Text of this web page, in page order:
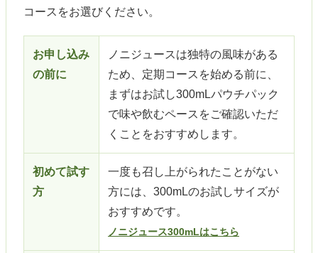
コースをお選びください。
お申し込み
の前に
ノニジュースは独特の風味がある
ため、定期コースを始める前に、
まずはお試し300mLパウチパック
で味や飲むペースをご確認いただ
くことをおすすめします。
初めて試す
方
一度も召し上がられたことがない
方には、300mLのお試しサイズが
おすすめです。
ノニジュース300mLはこちら